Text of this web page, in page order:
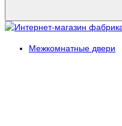
Межкомнатные двери